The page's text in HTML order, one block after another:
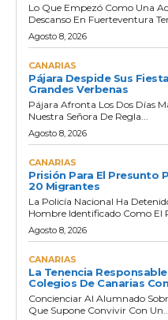
Lo Que Empezó Como Una
Descanso En Fuerteventura
Agosto 8, 2026
CANARIAS
Pájara Despide Sus
Grandes Verbenas
Pájara Afronta Los Dos Días
Nuestra Señora De Regla...
Agosto 8, 2026
CANARIAS
Prisión Para El Presunto
20 Migrantes
La Policía Nacional Ha
Hombre Identificado Como El
Agosto 8, 2026
CANARIAS
La Tenencia
Colegios De Canarias
Concienciar Al Alumnado
Que Supone Convivir Con Un...